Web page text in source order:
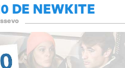
DE NEWKITE